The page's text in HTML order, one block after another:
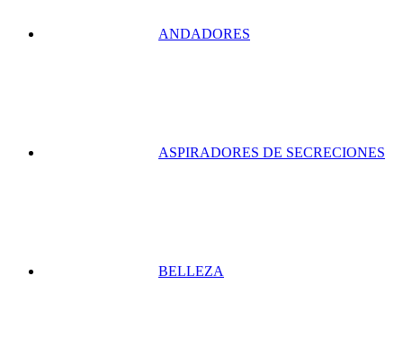
ANDADORES
ASPIRADORES DE SECRECIONES
BELLEZA